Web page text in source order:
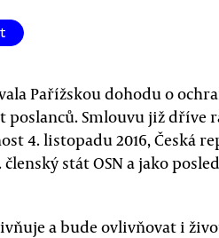
Pařížskou dohodu o
poslanců. Smlouvu již dříve
4. listopadu 2016, Česká
stát OSN a jako
a bude ovlivňovat i